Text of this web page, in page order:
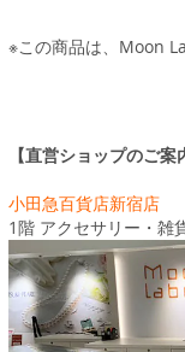
※この商品は、Moon
【直営ショップのご案
小田急百貨店新宿店
1階 アクセサリー・雑